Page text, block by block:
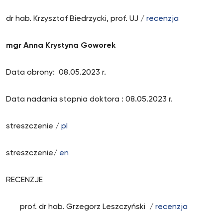
dr hab. Krzysztof Biedrzycki, prof. UJ / recenzja
mgr Anna Krystyna Goworek
Data obrony: 08.05.2023 r.
Data nadania stopnia doktora : 08.05.2023 r.
streszczenie / pl
streszczenie/ en
RECENZJE
prof. dr hab. Grzegorz Leszczyński / recenzja